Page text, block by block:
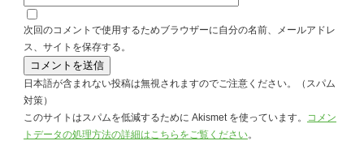
次回のコメントで使用するためブラウザーに自分の名前、メールアドレ
ス、サイトを保存する。
日本語が含まれない投稿は無視されますのでご注意ください。（スパム
対策）
このサイトはスパムを低減するために Akismet を使っています。 コメン
トデータの処理方法の詳細はこちらをご覧ください。